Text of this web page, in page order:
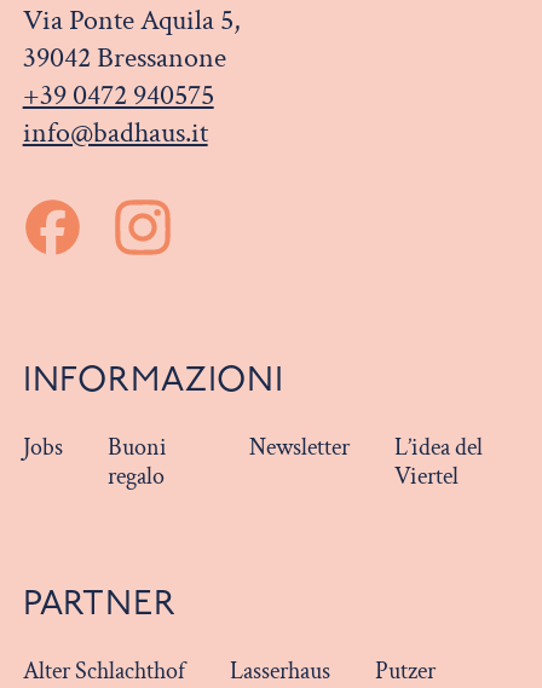
Via Ponte Aquila 5,
39042 Bressanone
+39 0472 940575
info@badhaus.it
INFORMAZIONI
Jobs
Buoni
regalo
Newsletter
L’idea del
Viertel
PARTNER
Alter Schlachthof Lasserhaus Putzer